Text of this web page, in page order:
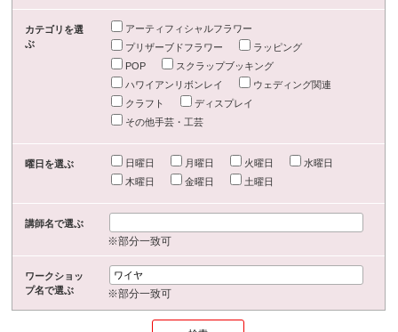
カテゴリを選
ぶ
アーティフィシャルフラワー
プリザーブドフラワー
ラッピング
POP
スクラップブッキング
ハワイアンリボンレイ
ウェディング関連
クラフト
ディスプレイ
その他手芸・工芸
曜日を選ぶ 日曜日 月曜日 火曜日
水曜日
木曜日
金曜日 土曜日
講師名で選ぶ
※部分一致可
ワークショッ
プ名で選ぶ
※部分一致可